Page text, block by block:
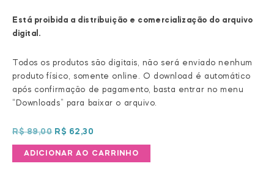
Está proibida a distribuição e comercialização do arquivo
digital.
Todos os produtos são digitais, não será enviado nenhum
produto físico, somente online. O download é automático
após confirmação de pagamento, basta entrar no menu
“Downloads” para baixar o arquivo.
R$89,00 O
preço
original
R$ 62,30
preço
atual
Balões
ADICIONAR AO CARRINHO